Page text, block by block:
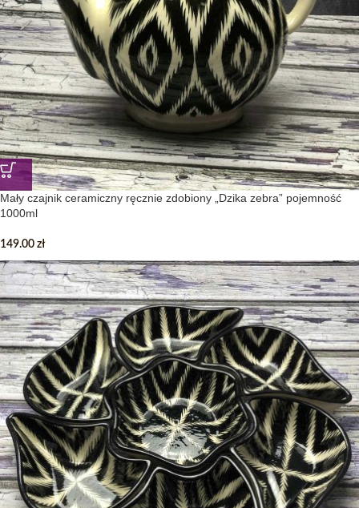
Mały czajnik ceramiczny ręcznie zdobiony „Dzika zebra” pojemność
1000ml
149.00 zł